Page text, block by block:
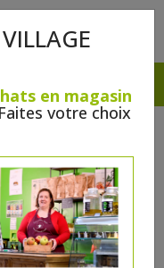
en magasin
votre choix
Au lait de vache